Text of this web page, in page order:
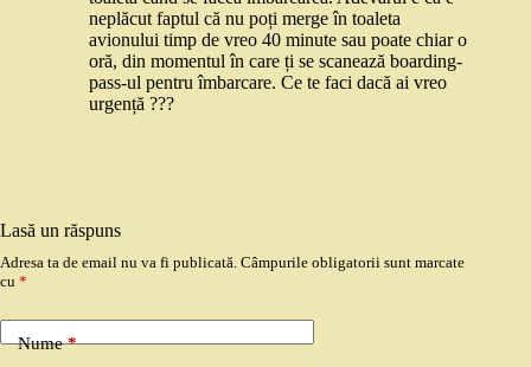
neplăcut faptul că nu poți merge în toaleta
avionului timp de vreo 40 minute sau poate chiar o
oră, din momentul în care ți se scanează boarding-
pass-ul pentru îmbarcare. Ce te faci dacă ai vreo
urgență ???
Lasă un răspuns
Adresa ta de email nu va fi publicată. Câmpurile obligatorii sunt marcate
cu *
Nume*